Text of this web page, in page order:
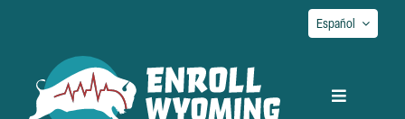
contenido
Español
Alternar